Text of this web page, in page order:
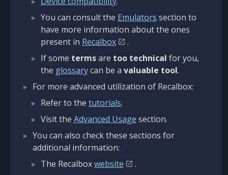
You can consult the Emulators section to
have more information about the ones
present in Recalbox
.
If some termsare too technical for you,
the glossarycan be a valuable tool.
For more advanced utilization of Recalbox:
Refer to the tutorials.
Visit the Advanced Usage section.
You can also check these sections for
additional information:
The Recalboxwebsite
.